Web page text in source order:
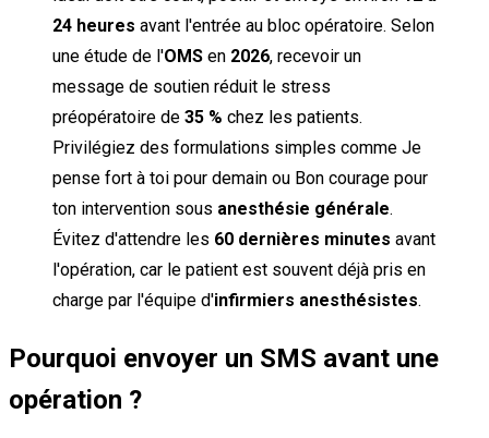
24 heures avant l'entrée au bloc opératoire. Selon
une étude de l'OMS en 2026, recevoir un
message de soutien réduit le stress
préopératoire de 35 % chez les patients.
Privilégiez des formulations simples comme Je
pense fort à toi pour demain ou Bon courage pour
ton intervention sous anesthésie générale.
Évitez d'attendre les 60 dernières minutes avant
l'opération, car le patient est souvent déjà pris en
charge par l'équipe d'infirmiers anesthésistes.
Pourquoi envoyer un SMS avant une
opération ?